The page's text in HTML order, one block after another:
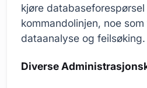
kjøre
kommandolinjen, noe
dataanalyse og feilsøking.
Diverse